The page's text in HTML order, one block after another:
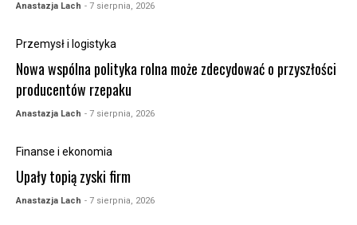
Anastazja Lach - 7 sierpnia, 2026
Przemysł i logistyka
Nowa wspólna polityka rolna może zdecydować o przyszłości
producentów rzepaku
Anastazja Lach - 7 sierpnia, 2026
Finanse i ekonomia
Upały topią zyski firm
Anastazja Lach - 7 sierpnia, 2026